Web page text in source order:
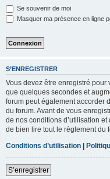
Se souvenir de moi
Masquer ma présence en ligne
S’ENREGISTRER
Vous devez être enregistré pour
que quelques secondes et
forum peut également accorder
du forum. Avant de vous
de nos conditions d’utilisation
de bien lire tout le règlement du
Conditions d’utilisation |
S’enregistrer